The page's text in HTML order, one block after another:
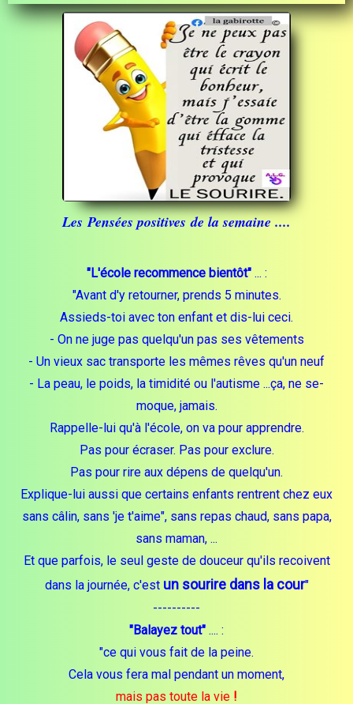
Les Pensées positivesde la semaine ....
"L'école recommence bientôt"... :
"Avant d'y retourner, prends 5 minutes.
Assieds-toi avec ton enfant et dis-lui ceci.
- On ne juge pas quelqu'un pas ses vêtements
- Un vieux sac transporte les mêmes rêves qu'un neuf
- La peau, le poids, la timidité ou l'autisme ...ça, ne se-
moque, jamais.
Rappelle-lui qu'à l'école, on va pour apprendre.
Pas pour écraser. Pas pour exclure.
Pas pour rire aux dépens de quelqu'un.
Explique-lui aussi que certains enfants rentrent chez eux
sans câlin, sans 'je t'aime", sans repas chaud, sans papa,
sans maman, ...
Et que parfois, le seul geste de douceur qu'ils recoivent
dans la journée, c'est un sourire dans la cour"
----------
"Balayez tout" .... :
"ce qui vous fait de la peine.
Cela vous fera mal pendant un moment,
mais pas toute la vie !